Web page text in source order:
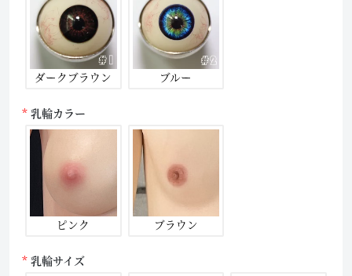
ダークブラウン ブルー
乳輪カラー
ピンク ブラウン
乳輪サイズ